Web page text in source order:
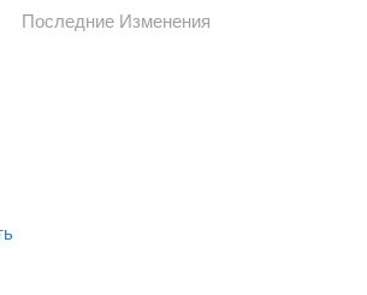
Последние Изменения